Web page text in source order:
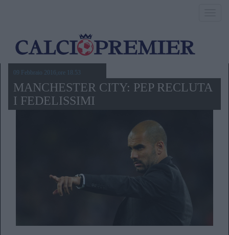
09 Febbraio 2016,ore 18.53
MANCHESTER CITY: PEP RECLUTA
I FEDELISSIMI